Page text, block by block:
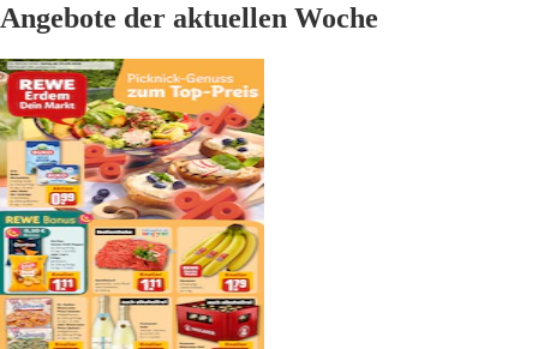
Angebote der aktuellen Woche